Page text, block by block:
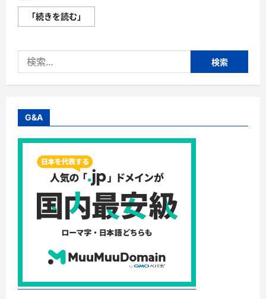
て
ら
む
「続きを読む」
月
ま
定！
ソ
ア
ラ
ド
ス
ペ
シ
ル」
で、
夏
の
終
わ
か
ら
の
九
索:
G&A